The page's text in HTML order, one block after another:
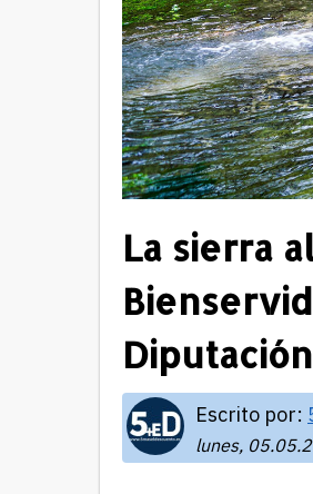
La sierra
Diputación
Escrito por:
lunes,